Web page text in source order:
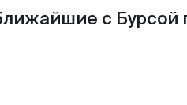
с Бурсой